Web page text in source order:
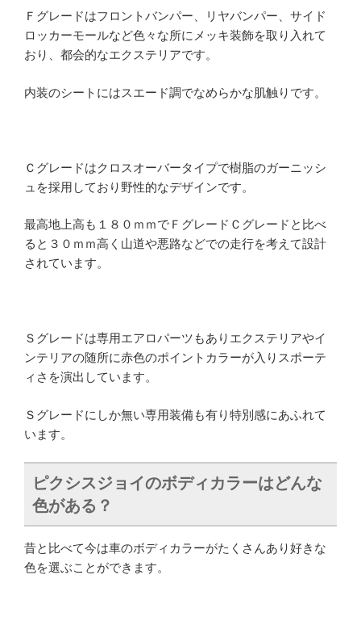
Ｆグレードはフロントバンパー、リヤバンパー、サイド
ロッカーモールなど色々な所にメッキ装飾を取り入れて
おり、都会的なエクステリアです。
内装のシートにはスエード調でなめらかな肌触りです。
Ｃグレードはクロスオーバータイプで樹脂のガーニッシ
ュを採用しており野性的なデザインです。
最高地上高も１８０ｍｍでＦグレードＣグレードと比べ
ると３０ｍｍ高く山道や悪路などでの走行を考えて設計
されています。
Ｓグレードは専用エアロパーツもありエクステリアやイ
ンテリアの随所に赤色のポイントカラーが入りスポーテ
ィさを演出しています。
Ｓグレードにしか無い専用装備も有り特別感にあふれて
います。
ピクシスジョイのボディカラーはどんな
色がある？
昔と比べて今は車のボディカラーがたくさんあり好きな
色を選ぶことができます。